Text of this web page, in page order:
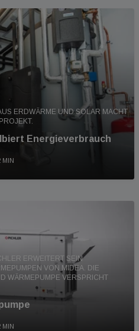
ERDWÄRME UND SOLAR MACHT
Energieverbrauch
MIN
ERWEITERT SEIN
VON MIDEA. DIE
WÄRMEPUMPE VERSPRICHT
MIN